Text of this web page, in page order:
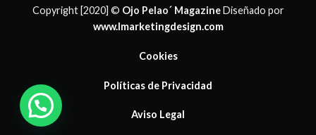
Copyright [2020] © Ojo Pelao´ MagazineDiseñado por
www.lmarketingdesign.com
Cookies
Políticas de Privacidad
Aviso Legal